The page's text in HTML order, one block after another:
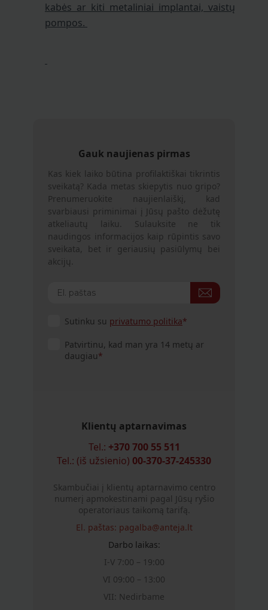
kabės ar kiti metaliniai implantai, vaistų
pompos.
Gauk naujienas pirmas
Kas kiek laiko būtina profilaktiškai tikrintis
sveikatą? Kada metas skiepytis nuo gripo?
Prenumeruokite naujienlaiškį, kad
svarbiausi priminimai į Jūsų pašto dėžutę
atkeliautų laiku. Sulauksite ne tik
naudingos informacijos kaip rūpintis savo
sveikata, bet ir geriausių pasiūlymų bei
akcijų.
Sutinku su privatumo politika
Patvirtinu, kad man yra 14 metų ar
daugiau
Klientų aptarnavimas
Tel.: +370 700 55 511
Tel.: (iš užsienio) 00-370-37-245330
Skambučiai į klientų aptarnavimo centro
numerį apmokestinami pagal Jūsų ryšio
operatoriaus taikomą tarifą.
El. paštas: pagalba@anteja.lt
Darbo laikas:
I-V 7:00 – 19:00
VI 09:00 – 13:00
VII: Nedirbame